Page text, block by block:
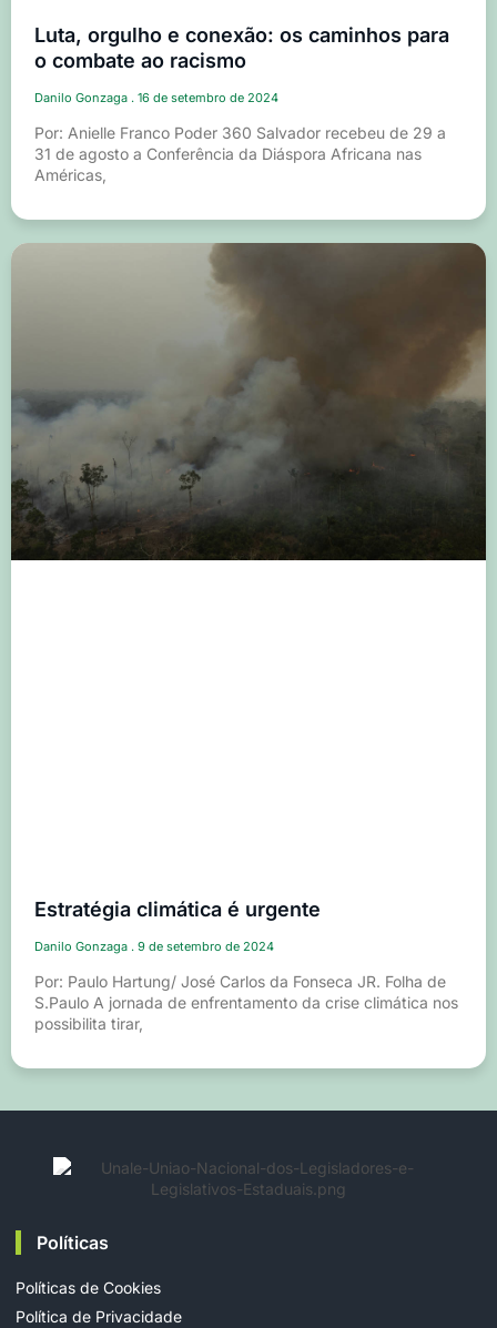
Luta, orgulho e conexão: os caminhos para
o combate ao racismo
Danilo Gonzaga 16 de setembro de 2024
Por: Anielle Franco Poder 360 Salvador recebeu de 29 a
31 de agosto a Conferência da Diáspora Africana nas
Américas,
Estratégia climática é urgente
Danilo Gonzaga 9 de setembro de 2024
Por: Paulo Hartung/ José Carlos da Fonseca JR. Folha de
S.Paulo A jornada de enfrentamento da crise climática nos
possibilita tirar,
Políticas
Políticas de Cookies
Política de Privacidade